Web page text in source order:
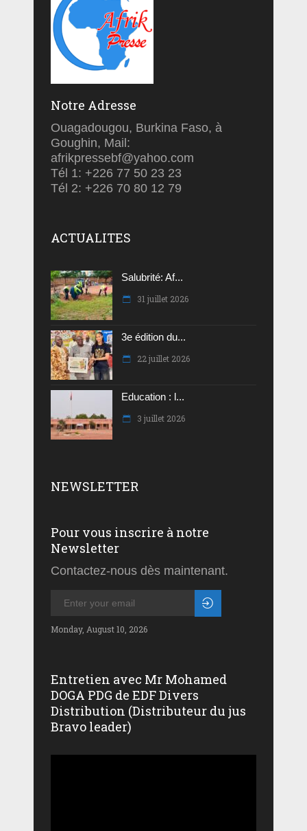
Notre Adresse
Ouagadougou, Burkina Faso, à
Goughin, Mail:
afrikpressebf@yahoo.com
Tél 1: +226 77 50 23 23
Tél 2: +226 70 80 12 79
ACTUALITES
Salubrité: Af...
31 juillet 2026
3e édition du...
22 juillet 2026
Education : l...
3 juillet 2026
NEWSLETTER
Pour vous inscrire à notre
Newsletter
Contactez-nous dès maintenant.
Monday, August 10, 2026
Entretien avec Mr Mohamed
DOGA PDG de EDF Divers
Distribution (Distributeur du jus
Bravo leader)